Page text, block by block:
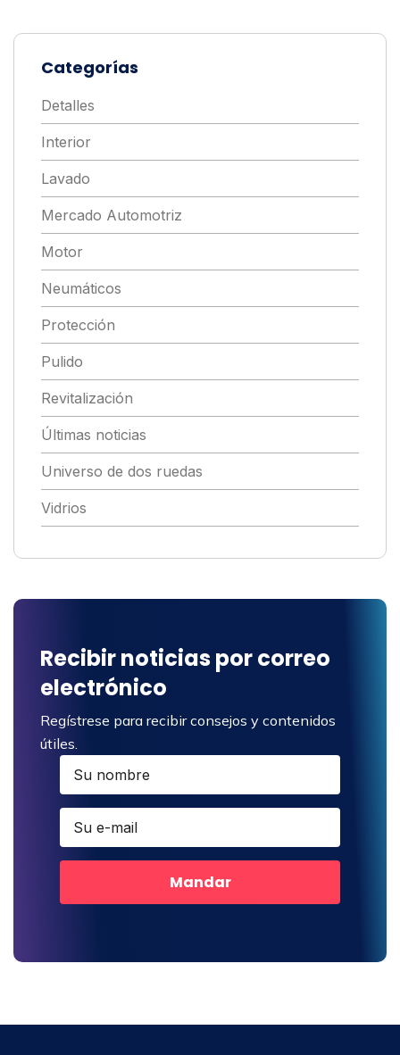
Categorías
Detalles
Interior
Lavado
Mercado Automotriz
Motor
Neumáticos
Protección
Pulido
Revitalización
Últimas noticias
Universo de dos ruedas
Vidrios
Recibir noticias por correo
electrónico
Regístrese para recibir consejos y contenidos
útiles.
Mandar